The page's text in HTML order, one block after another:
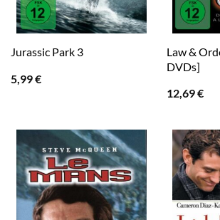
Jurassic Park 3
5,99€
Law &
DVDs]
12,69€